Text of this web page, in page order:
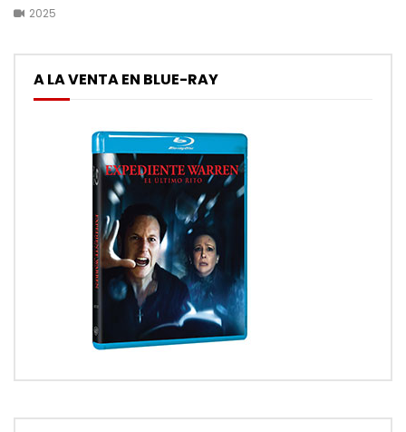
2025
A LA VENTA EN BLUE-RAY